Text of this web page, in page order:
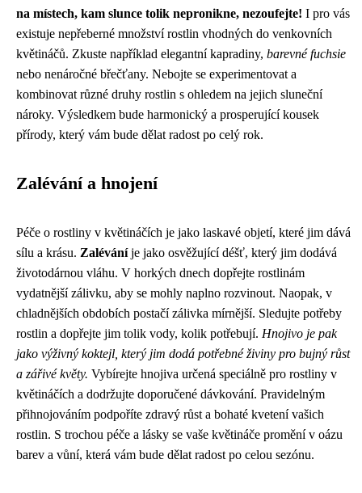
na místech, kam slunce tolik nepronikne, nezoufejte! I pro vás
existuje nepřeberné množství rostlin vhodných do venkovních
květináčů. Zkuste například elegantní kapradiny, barevné fuchsie
nebo nenáročné břečťany. Nebojte se experimentovat a
kombinovat různé druhy rostlin s ohledem na jejich sluneční
nároky. Výsledkem bude harmonický a prosperující kousek
přírody, který vám bude dělat radost po celý rok.
Zalévání a hnojení
Péče o rostliny v květináčích je jako laskavé objetí, které jim dává
sílu a krásu. Zaléváníje jako osvěžující déšť, který jim dodává
životodárnou vláhu. V horkých dnech dopřejte rostlinám
vydatnější zálivku, aby se mohly naplno rozvinout. Naopak, v
chladnějších obdobích postačí zálivka mírnější. Sledujte potřeby
rostlin a dopřejte jim tolik vody, kolik potřebují. Hnojivo je pak
jako výživný koktejl, který jim dodá potřebné živiny pro bujný růst
a zářivé květy. Vybírejte hnojiva určená speciálně pro rostliny v
květináčích a dodržujte doporučené dávkování. Pravidelným
přihnojováním podpoříte zdravý růst a bohaté kvetení vašich
rostlin. S trochou péče a lásky se vaše květináče promění v oázu
barev a vůní, která vám bude dělat radost po celou sezónu.